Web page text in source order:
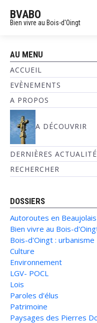
BVABO
Bien vivre au Bois-d'Oingt
AU MENU
ACCUEIL
EVÈNEMENTS
A PROPOS
A DÉCOUVRIR
DERNIÈRES
RECHERCHER
DOSSIERS
Autoroutes en Beaujolais
Bien vivre au Bois-
Bois-d'Oingt : urbanisme
Culture
Environnement
LGV- POCL
Lois
Paroles d'élus
Patrimoine
Paysages des Pierres